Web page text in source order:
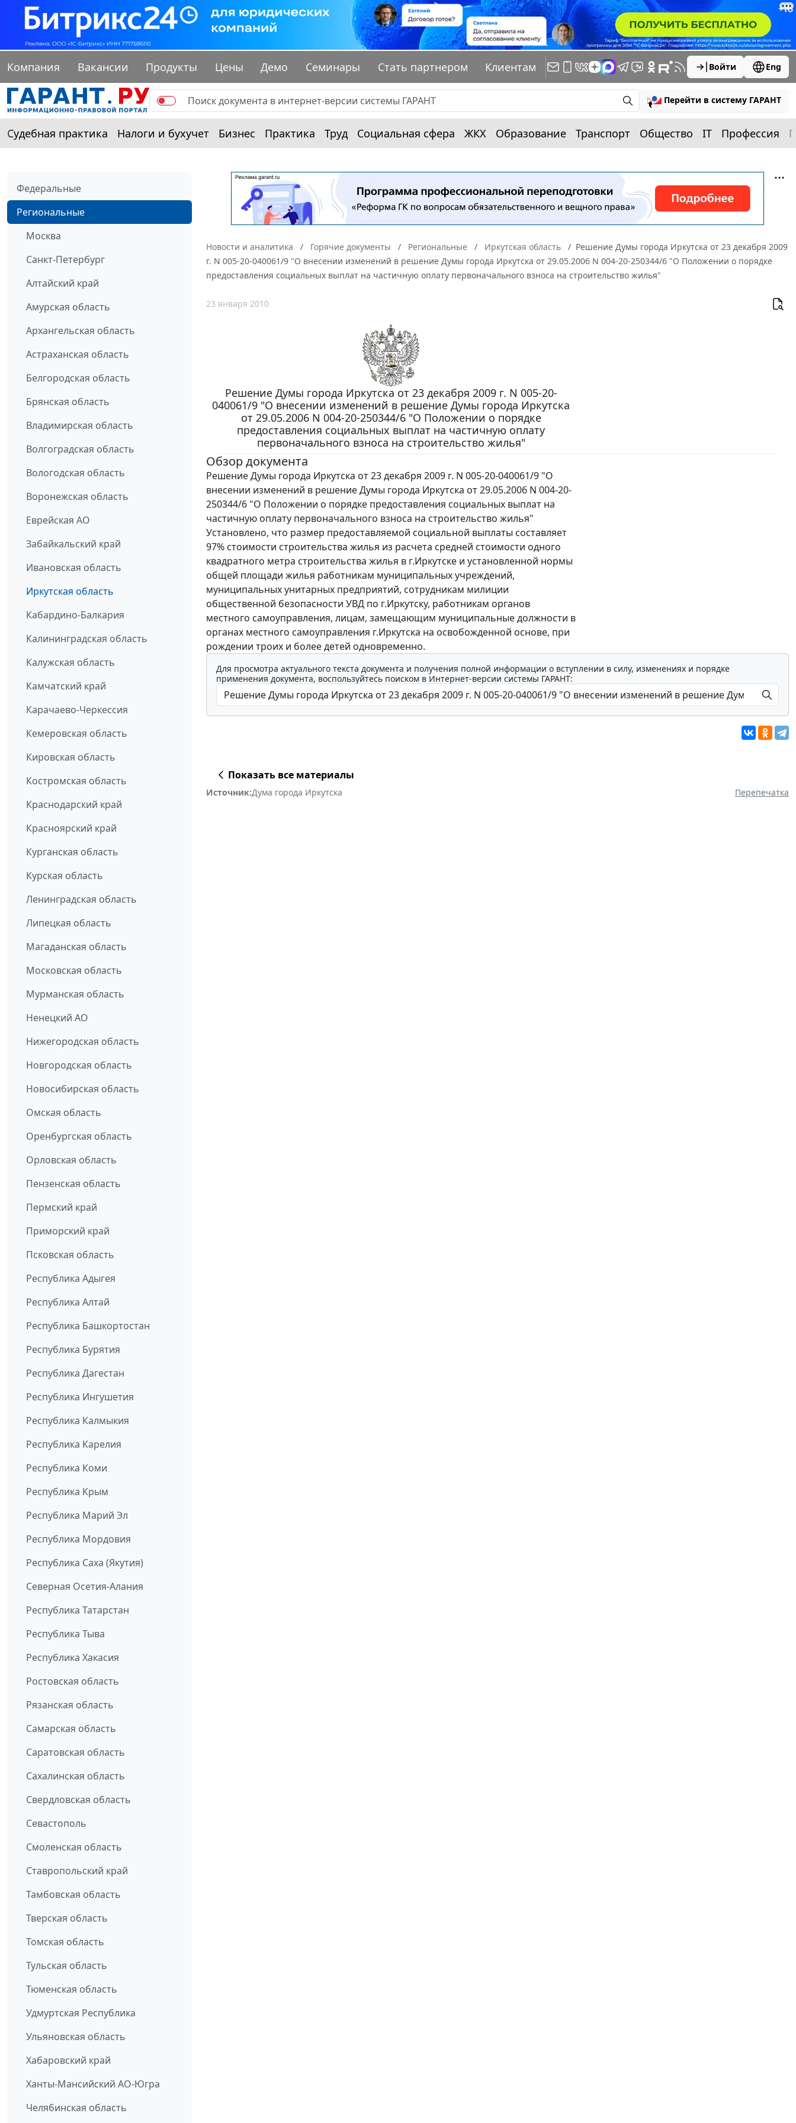
Компания Вакансии Продукты Цены Демо Семинары Стать партнером Клиентам Войти Eng
Перейти в систему ГАРАНТ
Судебная практика Налоги и бухучет Бизнес Практика Труд Социальная сфера ЖКХ Образование Транспорт Общество IT Профессия
Федеральные
Региональные
Москва
Санкт-Петербург
Алтайский край
Амурская область
Архангельская область
Астраханская область
Белгородская область
Брянская область
Владимирская область
Волгоградская область
Вологодская область
Воронежская область
Еврейская АО
Забайкальский край
Ивановская область
Иркутская область
Кабардино-Балкария
Калининградская область
Калужская область
Камчатский край
Карачаево-Черкессия
Кемеровская область
Кировская область
Костромская область
Краснодарский край
Красноярский край
Курганская область
Курская область
Ленинградская область
Липецкая область
Магаданская область
Московская область
Мурманская область
Ненецкий АО
Нижегородская область
Новгородская область
Новосибирская область
Омская область
Оренбургская область
Орловская область
Пензенская область
Пермский край
Приморский край
Псковская область
Республика Адыгея
Республика Алтай
Республика Башкортостан
Республика Бурятия
Республика Дагестан
Республика Ингушетия
Республика Калмыкия
Республика Карелия
Республика Коми
Республика Крым
Республика Марий Эл
Республика Мордовия
Республика Саха (Якутия)
Северная Осетия-Алания
Республика Татарстан
Республика Тыва
Республика Хакасия
Ростовская область
Рязанская область
Самарская область
Саратовская область
Сахалинская область
Свердловская область
Севастополь
Смоленская область
Ставропольский край
Тамбовская область
Тверская область
Томская область
Тульская область
Тюменская область
Удмуртская Республика
Ульяновская область
Хабаровский край
Ханты-Мансийский АО-Югра
Челябинская область
Новости и аналитика Горячие документы Региональные Иркутская область
Решение Думы города Иркутска от 23 декабря 2009
г. N 005-20-040061/9 "О внесении изменений в решение Думы города Иркутска от 29.05.2006 N 004-20-250344/6 "О Положении о порядке
предоставления социальных выплат на частичную оплату первоначального взноса на строительство жилья"
23 января 2010
Решение Думы города Иркутска от 23 декабря 2009 г. N 005-20-
040061/9 "О внесении изменений в решение Думы города Иркутска
от 29.05.2006 N 004-20-250344/6 "О Положении о порядке
предоставления социальных выплат на частичную оплату
первоначального взноса на строительство жилья"
Обзор документа
Решение Думы города Иркутска от 23 декабря 2009 г. N 005-20-040061/9 "О
внесении изменений в решение Думы города Иркутска от 29.05.2006 N 004-20-
250344/6 "О Положении о порядке предоставления социальных выплат на
частичную оплату первоначального взноса на строительство жилья"
Установлено, что размер предоставляемой социальной выплаты составляет
97% стоимости строительства жилья из расчета средней стоимости одного
квадратного метра строительства жилья в г.Иркутске и установленной нормы
общей площади жилья работникам муниципальных учреждений,
муниципальных унитарных предприятий, сотрудникам милиции
общественной безопасности УВД по г.Иркутску, работникам органов
местного самоуправления, лицам, замещающим муниципальные должности в
органах местного самоуправления г.Иркутска на освобожденной основе, при
рождении троих и более детей одновременно.
Для просмотра актуального текста документа и получения полной информации о вступлении в силу, изменениях и порядке
применения документа, воспользуйтесь поиском в Интернет-версии системы ГАРАНТ:
Показать все материалы
Источник:Дума города Иркутска Перепечатка